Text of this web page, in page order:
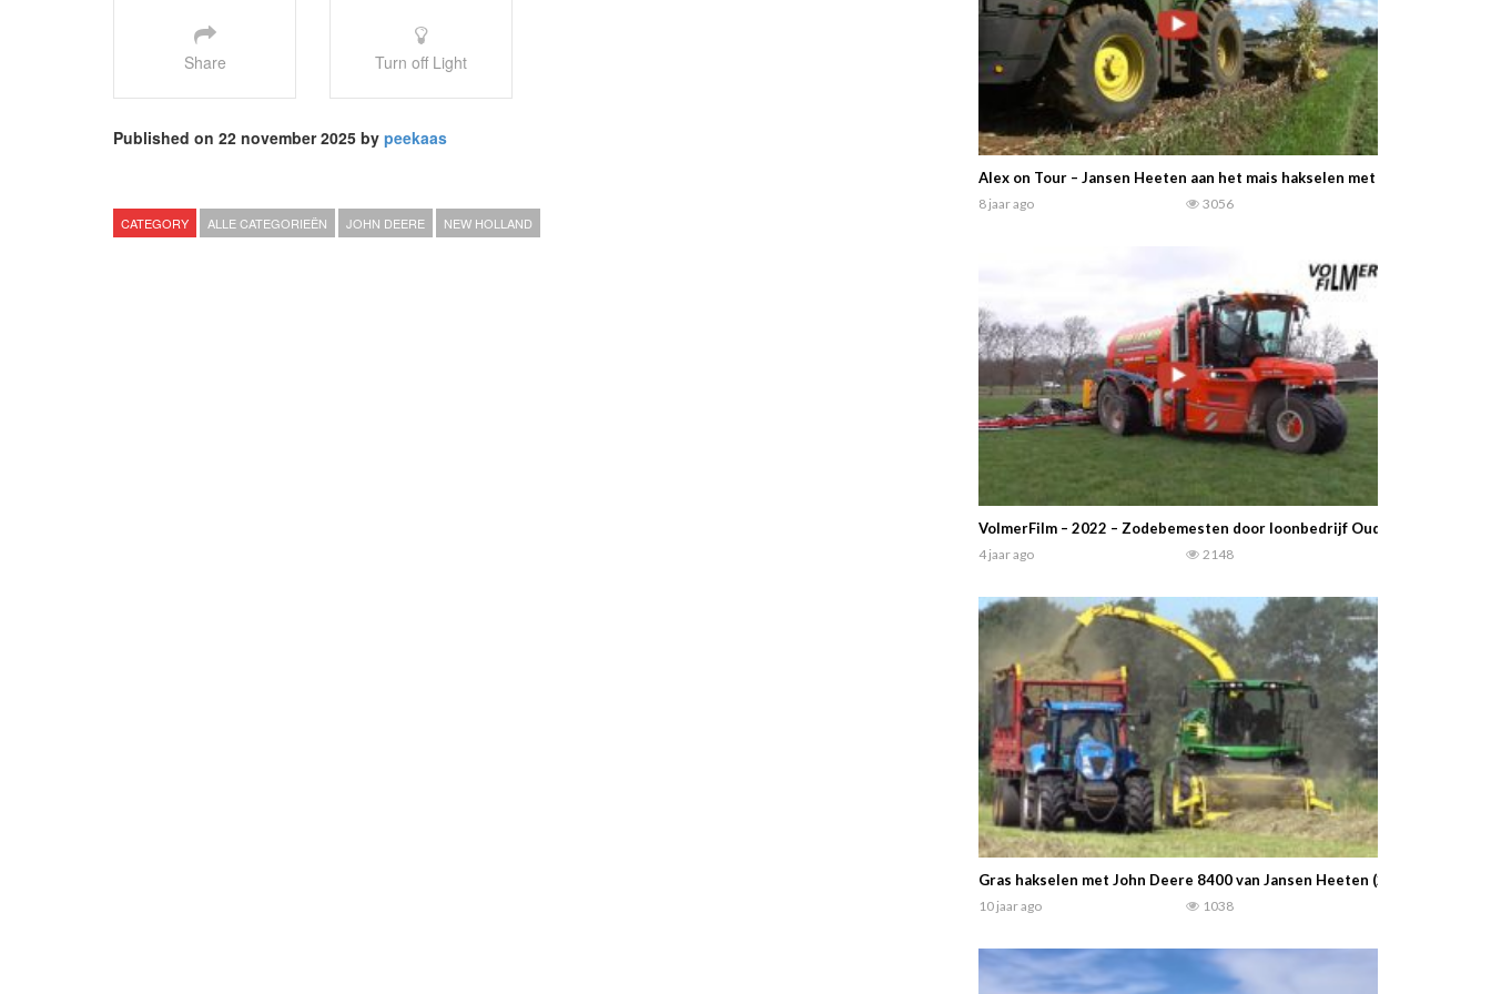
Share Turn off Light
Published on 22 november 2025 by peekaas
CATEGORY ALLE CATEGORIEËN JOHN DEERE NEW HOLLAND
Alex on Tour – Jansen Heeten aan het mais hakselen met hun John
8 jaar ago 3056
VolmerFilm – 2022 – Zodebemesten door loonbedrijf Oude Lashof met
4 jaar ago 2148
Gras hakselen met John Deere 8400 van Jansen Heeten (2016) —
10 jaar ago 1038